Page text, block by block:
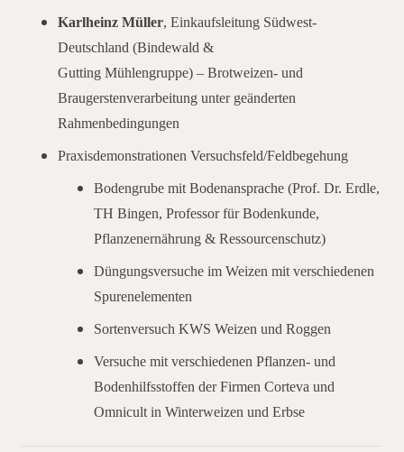
Karlheinz Müller, Einkaufsleitung Südwest-
Deutschland (Bindewald &
Gutting Mühlengruppe) – Brotweizen- und
Braugerstenverarbeitung unter geänderten
Rahmenbedingungen
Praxisdemonstrationen Versuchsfeld/Feldbegehung
Bodengrube mit Bodenansprache (Prof. Dr. Erdle,
TH Bingen, Professor für Bodenkunde,
Pflanzenernährung & Ressourcenschutz)
Düngungsversuche im Weizen mit verschiedenen
Spurenelementen
Sortenversuch KWS Weizen und Roggen
Versuche mit verschiedenen Pflanzen- und
Bodenhilfsstoffen der Firmen Corteva und
Omnicult in Winterweizen und Erbse